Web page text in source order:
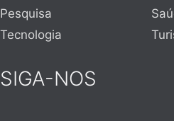
Pesquisa
Tecnologia
SIGA-NOS